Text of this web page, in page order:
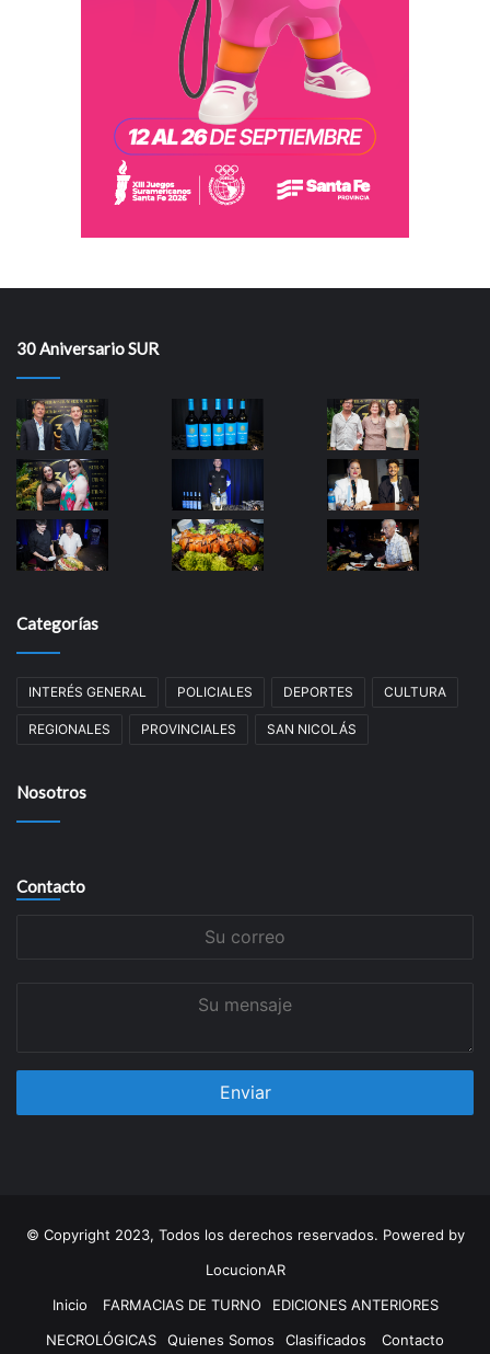
30 Aniversario SUR
Categorías
INTERÉS GENERAL POLICIALES DEPORTES CULTURA
REGIONALES PROVINCIALES SAN NICOLÁS
Nosotros
Contacto
© Copyright 2023, Todos los derechos reservados. Powered by
LocucionAR
Inicio
FARMACIAS DE TURNO
EDICIONES ANTERIORES
NECROLÓGICAS
Quienes Somos Clasificados Contacto